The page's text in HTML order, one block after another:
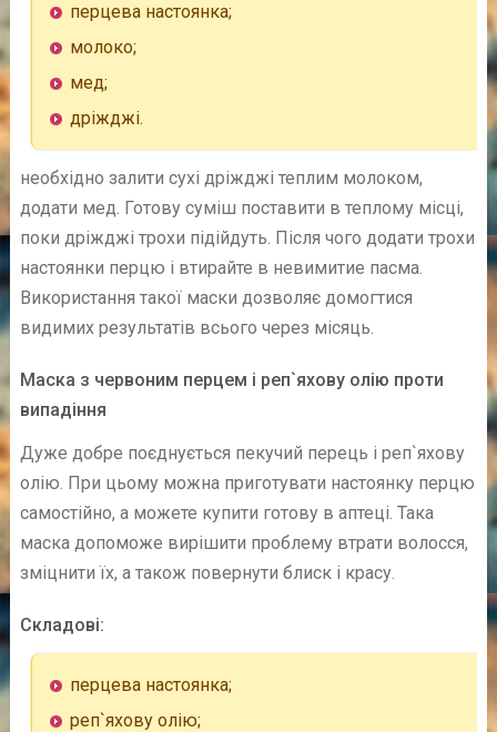
перцева настоянка;
молоко;
мед;
дріжджі.
необхідно залити сухі дріжджі теплим молоком,
додати мед. Готову суміш поставити в теплому місці,
поки дріжджі трохи підійдуть. Після чого додати трохи
настоянки перцю і втирайте в невимитие пасма.
Використання такої маски дозволяє домогтися
видимих результатів всього через місяць.
Маска з червоним перцем і реп`яхову олію проти
випадіння
Дуже добре поєднується пекучий перець і реп`яхову
олію. При цьому можна приготувати настоянку перцю
самостійно, а можете купити готову в аптеці. Така
маска допоможе вирішити проблему втрати волосся,
зміцнити їх, а також повернути блиск і красу.
Складові:
перцева настоянка;
реп`яхову олію;